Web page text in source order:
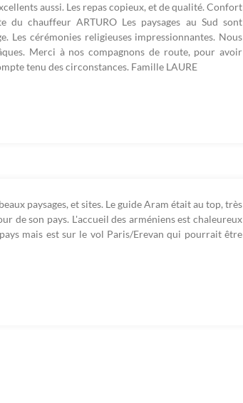
aussi. Les repas copieux, et de qualité. Confort
chauffeur ARTURO Les paysages au Sud sont
Les cérémonies religieuses impressionnantes. Nous
Merci à nos compagnons de route, pour avoir
tenu des circonstances. Famille LAURE
paysages, et sites. Le guide Aram était au top, très
de son pays. L'accueil des arméniens est chaleureux
mais est sur le vol Paris/Erevan qui pourrait être